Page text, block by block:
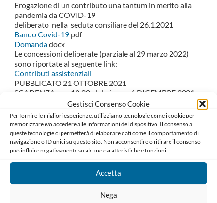
Gestisci Consenso Cookie
Per fornire le migliori esperienze, utilizziamo tecnologie come i cookie per
memorizzare e/o accedere alle informazioni del dispositivo. Il consenso a
queste tecnologie ci permetterà di elaborare dati come il comportamento di
navigazione o ID unici su questo sito. Non acconsentire o ritirare il consenso
può influire negativamente su alcune caratteristiche e funzioni.
Accetta
Nega
Erogazione di un contributo una tantum in merito alla
pandemia da COVID-19
deliberato nella seduta consiliare del 26.1.2021
Bando Covid-19 pdf
Domandadocx
Le concessioni deliberate (parziale al 29 marzo 2022)
sono riportate al seguente link:
Contributi assistenziali
PUBBLICATO 21 OTTOBRE 2021
SCADENZA ore 12:00 del giorno 6 DICEMBRE 2021
Ordine degli Avvocati di Bari